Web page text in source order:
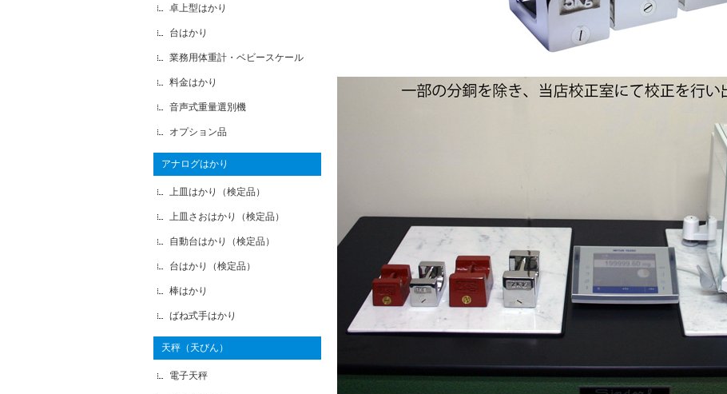
卓上型はかり
台はかり
業務用体重計・ベビースケール
料金はかり
音声式重量選別機
オプション品
アナログはかり
上皿はかり（検定品）
上皿さおはかり（検定品）
自動台はかり（検定品）
台はかり（検定品）
棒はかり
ばね式手はかり
天秤（天びん）
電子天秤